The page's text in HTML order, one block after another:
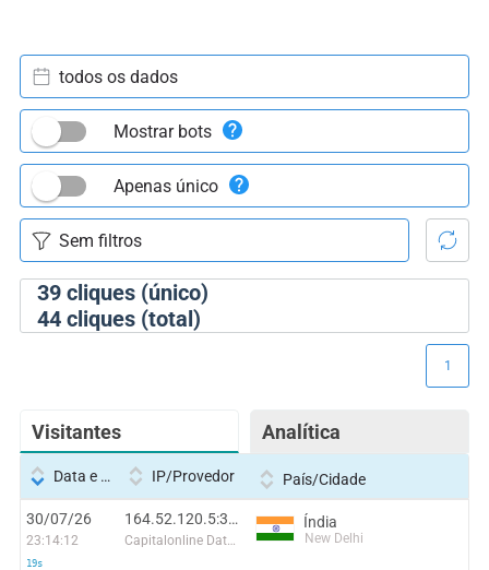
39cliques (único)
44cliques (total)
todos os dados
Mostrar bots
Apenas único
Visitantes Analítica
1
Data e hora IP/Provedor País/Cidade
30/07/26
23:14:12
19s
164.52.120.5:34050
Capitalonline Data Service (HK) Co
Índia
New Delhi